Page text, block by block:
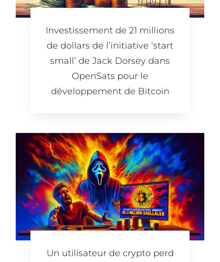
Investissement de 21 millions
de dollars de l’initiative ‘start
small’ de Jack Dorsey dans
OpenSats pour le
développement de Bitcoin
Un utilisateur de crypto perd